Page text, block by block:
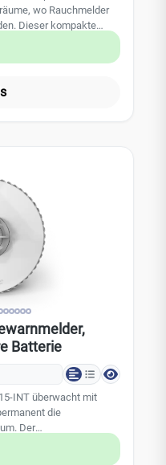
wo Rauchmelder
Dieser kompakte
bei einer
Temperaturanstieg.
dank der Smart
Temperaturanstieg
(fest integriert)
Batterie
INT überwacht mit
die
Der
A1 hat eine
Dank der